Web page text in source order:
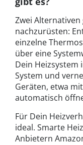
Zwei
nachzurüsten:
einzelne
über eine
Dein Heizsystem
System und
Geräten, etwa
automatisch
Für Dein
ideal. Smarte
Anbietern